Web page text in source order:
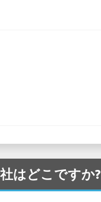
はどこですか?